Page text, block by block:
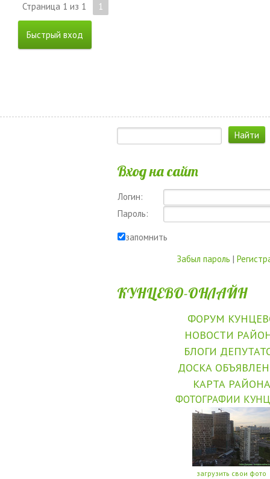
Страница 1 из 1 1
Вход на сайт
Логин:
Пароль:
запомнить
Забыл пароль |
КУНЦЕВО-ОНЛАЙН
ФОРУМ
НОВОСТИ
БЛОГИ
ДОСКА
КАРТА РАЙОНА
ФОТОГРАФИИ
загрузить свои фото